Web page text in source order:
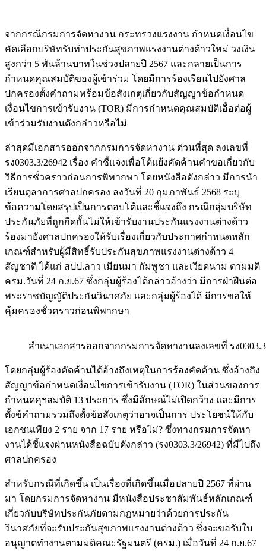
จากกรณีกรมการจัดหางาน กระทรวงแรงงาน กำหนดเงื่อนไข
คัดเลือกบริษัทรับทำประกันสุขภาพแรงงานต่างด้าวใหม่ วงเงิน
สูงกว่า 5 พันล้านบาทในช่วงปลายปี 2567 และกลายเป็นการ
กำหนดคุณสมบัติของผู้เข้าร่วม โดยมีการร้องเรียนไปยังศาล
ปกครองตั้งคำถามพร้อมข้อสังเกตุเกี่ยวกับสัญญาข้อกำหนด
เงื่อนไขการเข้ารับงาน (TOR) มีการกำหนดคุณสมบัติเอื้อต่อผู้
เข้าร่วมรับงานดังกล่าวหรือไม่
ล่าสุดมีเอกสารออกจากกรมการจัดหางาน ด่วนที่สุด ลงเลขที่
รง0303.3/26942 เรื่อง คำชี้แจงเพื่อโต้แย้งคัดค้านคำขอเกี่ยวกับ
วิธีการชั่วคราวก่อนการพิพากษา โดยหนังสือดังกล่าว มีการนำ
เรียนตุลาการศาลปกครอง ลงวันที่ 20 กุมภาพันธ์ 2568 ระบุ
ข้อความโดยสรุปเป็นการตอบโต้และชี้แจงถึง กรณีกลุ่มบริษัท
ประกันภัยที่ถูกกีดกั้นไม่ให้เข้ารับงานประกันแรงงานต่างด้าว
ร้องมายังศาลปกครองให้รับเรื่องเกี่ยวกับประกาศกำหนดหลัก
เกณฑ์สำหรับผู้มีสิทธิ์รับประกันสุขภาพแรงงานต่างด้าว 4
สัญชาติ ได้แก่ สปป.ลาว เมียนมา กัมพูชา และเวียดนาม ตามมติ
ครม.วันที่ 24 ก.ย.67 ซึ่งกลุ่มผู้ร้องได้กล่าวอ้างว่า มีการฝ่าฝืนต่อ
พระราชบัญญัติประกันวินาศภัย และกลุ่มผู้ร้องได้ มีการขอให้
คุ้มครองชั่วคราวก่อนพิพากษา
สำเนาเอกสารออกจากกรมการจัดหางานลงเลขที่ รง
โดยกลุ่มผู้ร้องคัดค้านได้อ้างถึงเหตุในการร้องคัดค้าน ซึ่งอ้างถึง
สัญญาข้อกำหนดเงื่อนไขการเข้ารับงาน (TOR) ในส่วนของการ
กำหนดคุฯสมบัติ 13 ประการ ซึ่งมีลักษณ์ไม่เปิดกว้าง และมีการ
ตั้งข้คำถามรวมถึงตั้งข้อสังเกตุว่าอาจเป็นการ ประโยชน์ให้กับ
เอกชนเพียง 2 ราย จาก 17 ราย หรือไม่? ซึ่งทางกรมการจัดหา
งานได้ชี้แจงผ่านหนังสือฉบับดังกล่าว (รง0303.3/26942) ที่มีไปถึง
ศาลปกครอง
สำหรับกรณีที่เกิดขึ้น เป็นเรื่องที่เกิดขึ้นเมื่อปลายปี 2567 ที่ผ่าน
มา โดยกรมการจัดหางาน มีหนังสือประชาสัมพันธ์หลักเกณฑ์
เกี่ยวกับบริษัทประกันภัยตามกฎหมายว่าด้วยการประกัน
วินาศภัยที่จะรับประกันสุขภาพแรงงานต่างด้าว ซึ่งจะขอรับใบ
อนุญาตทำงานตามมติคณะรัฐมนตรี (ครม.) เมื่อวันที่ 24 ก.ย.67